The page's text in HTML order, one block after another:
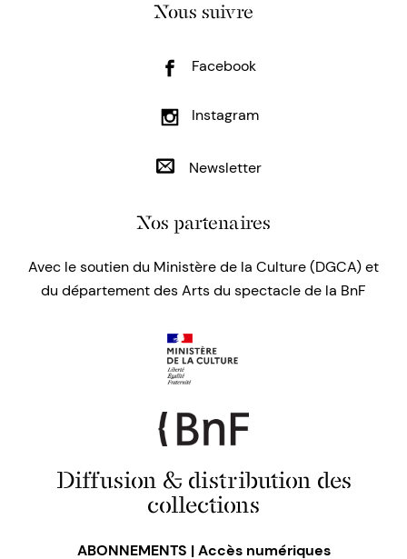
Nous suivre
Facebook
Instagram
Newsletter
Nos partenaires
Avec le soutien du Ministère de la Culture (DGCA) et
du département des Arts du spectacle de la BnF
Diffusion & distribution des
collections
ABONNEMENTS | Accès numériques